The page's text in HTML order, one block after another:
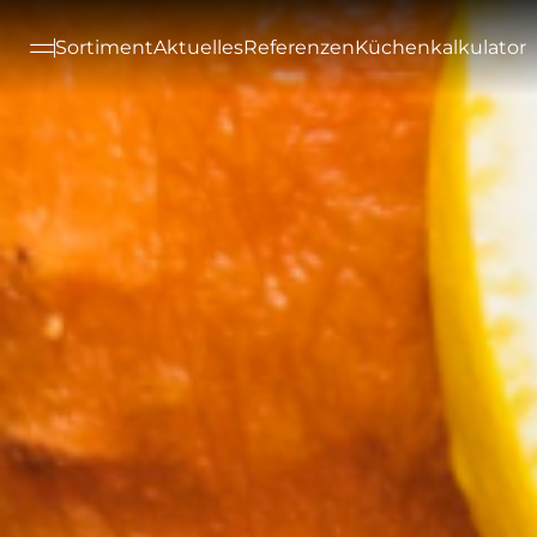
SortimentAktuellesReferenzenKüchenkalkulator